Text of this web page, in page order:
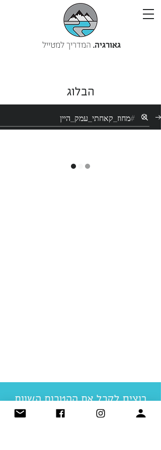
גאורגיה. המדריך למטייל
הבלוג
רוצים לקבל את ההטבות השוות
ביותר לטיול שלכם? הירשמו כאן